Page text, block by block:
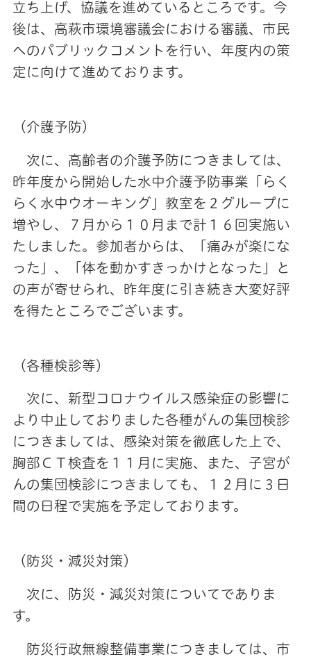
立ち上げ、協議を進めているところです。今
後は、高萩市環境審議会における審議、市民
へのパブリックコメントを行い、年度内の策
定に向けて進めております。
（介護予防）
次に、高齢者の介護予防につきましては、
昨年度から開始した水中介護予防事業「らく
らく水中ウオーキング」教室を２グループに
増やし、７月から１０月まで計１６回実施い
たしました。参加者からは、「痛みが楽にな
った」、「体を動かすきっかけとなった」と
の声が寄せられ、昨年度に引き続き大変好評
を得たところでございます。
（各種検診等）
次に、新型コロナウイルス感染症の影響に
より中止しておりました各種がんの集団検診
につきましては、感染対策を徹底した上で、
胸部ＣＴ検査を１１月に実施、また、子宮が
んの集団検診につきましても、１２月に３日
間の日程で実施を予定しております。
（防災・減災対策）
次に、防災・減災対策についてでありま
す。
防災行政無線整備事業につきましては、市